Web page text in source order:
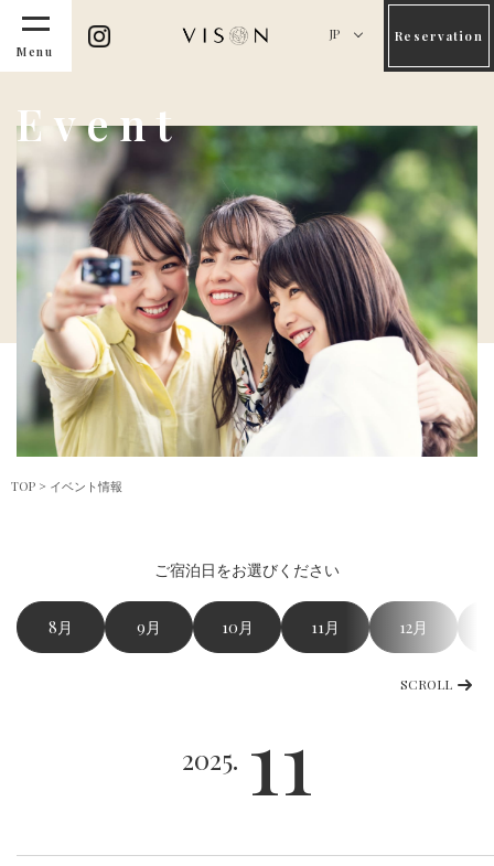
JP
Menu
Reservation
Event
TOP > イベント情報
ご宿泊日をお選びください
8月 9月 10月 11月 12月
SCROLL
2025. 11